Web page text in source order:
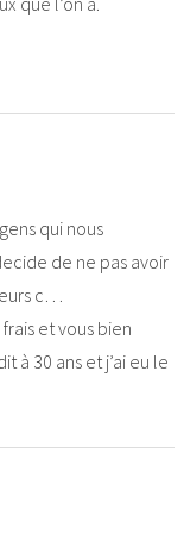
qui nous
de ne pas avoir
c…
et vous bien
à 30 ans et j’ai eu le